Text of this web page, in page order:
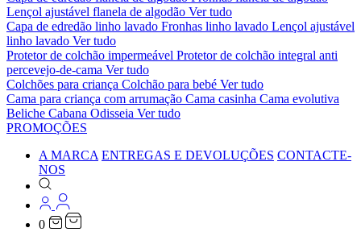
Lençol ajustável flanela de algodão Ver tudo
Capa de edredão linho lavado Fronhas linho lavado Lençol ajustável
linho lavado Ver tudo
Protetor de colchão impermeável Protetor de colchão integral anti
percevejo-de-cama Ver tudo
Colchões para criança Colchão para bebé Ver tudo
Cama para criança com arrumação Cama casinha Cama evolutiva
Beliche Cabana Odisseia Ver tudo
PROMOÇÕES
A MARCA ENTREGAS E DEVOLUÇÕES CONTACTE-
NOS
0